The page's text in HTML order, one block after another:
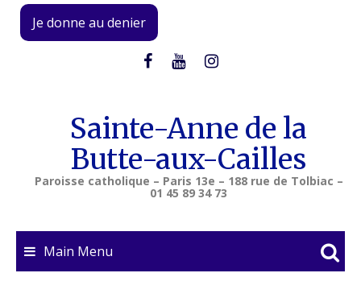
Skip
content
Je donne au denier
Sainte-Anne de la
Butte-aux-Cailles
Paroisse catholique – Paris 13e – 188 rue de Tolbiac –
01 45 89 34 73
Main Menu